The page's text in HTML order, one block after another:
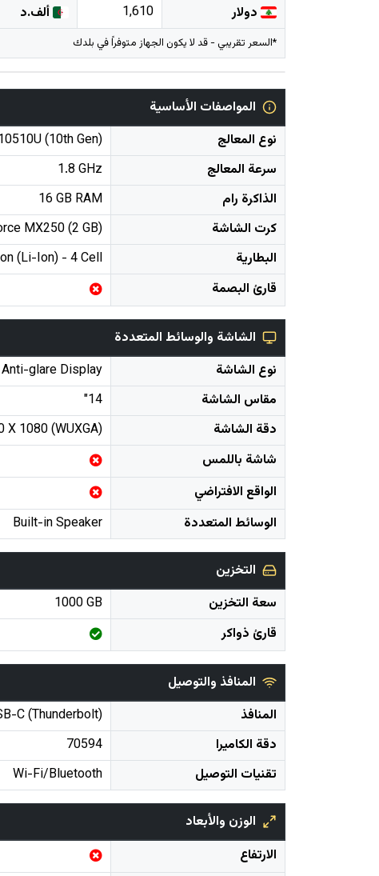
دولار
1,610 ألف.د
*السعر تقريبي - قد لا يكون الجهاز متوفراً في بلدك
المواصفات الأساسية
نوع المعالج
(10th Gen)
سرعة المعالج
1.8 GHz
الذاكرة رام
16 GB RAM
كرت الشاشة
MX250 (2 GB)
البطارية
(Li-Ion) - 4 Cell
قارئ البصمة
الشاشة والوسائط المتعددة
نوع الشاشة
glare Display
مقاس الشاشة
14"
دقة الشاشة
X 1080 (WUXGA)
شاشة باللمس
الواقع الافتراضي
الوسائط المتعددة
Built-in Speaker
التخزين
سعة التخزين
1000 GB
قارئ ذواكر
المنافذ والتوصيل
المنافذ
C (Thunderbolt)
دقة الكاميرا
70594
تقنيات التوصيل
Wi-Fi/Bluetooth
الوزن والأبعاد
الارتفاع